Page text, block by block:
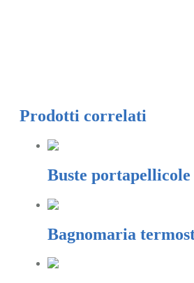
Prodotti correlati
Buste portapellicole
Bagnomaria